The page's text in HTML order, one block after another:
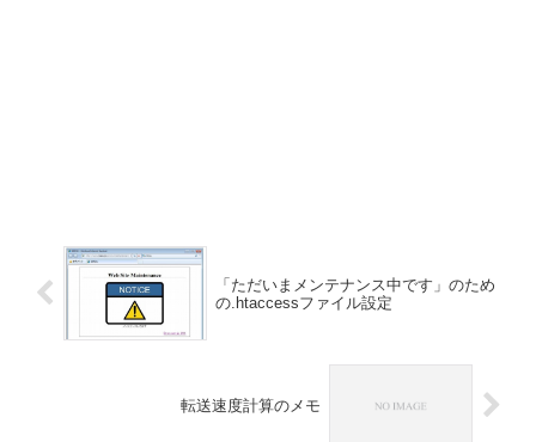
「ただいまメンテナンス中です」のため
の.htaccessファイル設定
転送速度計算のメモ